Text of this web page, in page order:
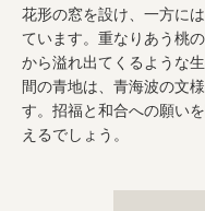
花形の窓を設け、一方に
ています。重なりあう桃
から溢れ出てくるような
間の青地は、青海波の文
す。招福と和合への願い
えるでしょう。